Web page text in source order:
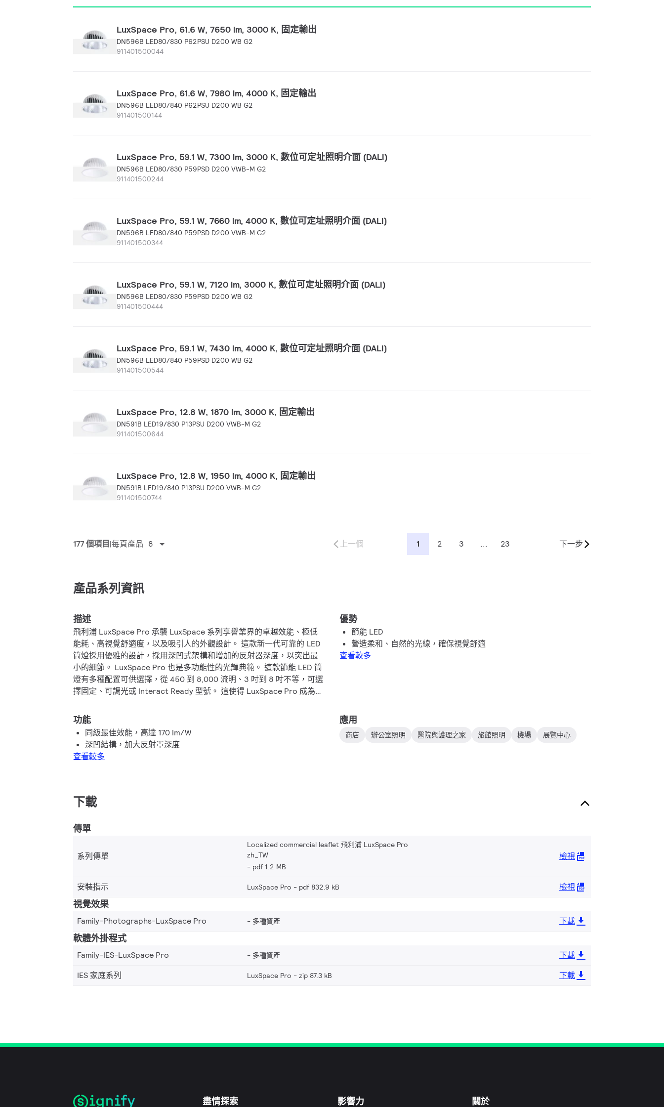
LuxSpace Pro, 61.6 W, 7650 lm, 3000 K, 固定輸出
DN596B LED80/830 P62PSU D200 WB G2
911401500044
LuxSpace Pro, 61.6 W, 7980 lm, 4000 K, 固定輸出
DN596B LED80/840 P62PSU D200 WB G2
911401500144
LuxSpace Pro, 59.1 W, 7300 lm, 3000 K, 數位可定址照明介面 (DALI)
DN596B LED80/830 P59PSD D200 VWB-M G2
911401500244
LuxSpace Pro, 59.1 W, 7660 lm, 4000 K, 數位可定址照明介面 (DALI)
DN596B LED80/840 P59PSD D200 VWB-M G2
911401500344
LuxSpace Pro, 59.1 W, 7120 lm, 3000 K, 數位可定址照明介面 (DALI)
DN596B LED80/830 P59PSD D200 WB G2
911401500444
LuxSpace Pro, 59.1 W, 7430 lm, 4000 K, 數位可定址照明介面 (DALI)
DN596B LED80/840 P59PSD D200 WB G2
911401500544
LuxSpace Pro, 12.8 W, 1870 lm, 3000 K, 固定輸出
DN591B LED19/830 P13PSU D200 VWB-M G2
911401500644
LuxSpace Pro, 12.8 W, 1950 lm, 4000 K, 固定輸出
DN591B LED19/840 P13PSU D200 VWB-M G2
911401500744
177 個項目 每頁產品 8 上一個 1 2 3 ... 23 下一步
產品系列資訊
描述
飛利浦 LuxSpace Pro 承襲 LuxSpace 系列享譽業界的卓越效能、極低
能耗、高視覺舒適度，以及吸引人的外觀設計。 這款新一代可靠的 LED
筒燈採用優雅的設計，採用深凹式架構和增加的反射器深度，以突出最
小的細節。 LuxSpace Pro 也是多功能性的光輝典範。 這款節能 LED 筒
燈有多種配置可供選擇，從 450 到 8,000 流明、3 吋到 8 吋不等，可選
擇固定、可調光或 Interact Ready 型號。 這使得 LuxSpace Pro 成為完
用，並具有統一的燈具外觀和感覺。
優勢
節能 LED
營造柔和、自然的光線，確保視覺舒適
查看較多
功能
同級最佳效能，高達 170 lm/W
深凹結構，加大反射罩深度
查看較多
應用
商店 辦公室照明 醫院與護理之家 旅館照明 機場 展覽中心
下載
傳單
系列傳單
Localized commercial leaflet 飛利浦 LuxSpace Pro
zh_TW
pdf 1.2 MB
檢視
安裝指示 LuxSpace Pro pdf 832.9 kB 檢視
視覺效果
Family-Photographs-LuxSpace Pro 多種資產 下載
軟體外掛程式
Family-IES-LuxSpace Pro 多種資產
下載
IES 家庭系列
LuxSpace Pro zip 87.3 kB 下載
盡情探索 影響力 關於